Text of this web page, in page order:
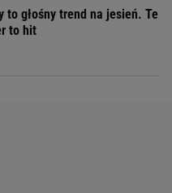
to głośny trend na jesień. Te
to hit